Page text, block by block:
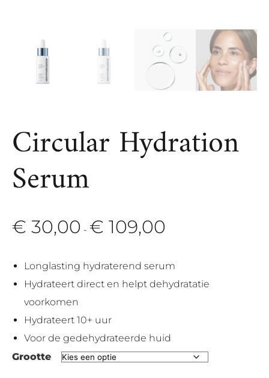
Circular Hydration
Serum
€ 30,00 - € 109,00
tot
€ 109,00
Longlasting hydraterend serum
Hydrateert direct en helpt dehydratatie
voorkomen
Hydrateert 10+ uur
Voor de gedehydrateerde huid
Grootte